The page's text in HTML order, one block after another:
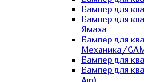
Бампер для
Бампер для
Ямаха
Бампер для
Механика/
Бампер для
Бампер для
Am)